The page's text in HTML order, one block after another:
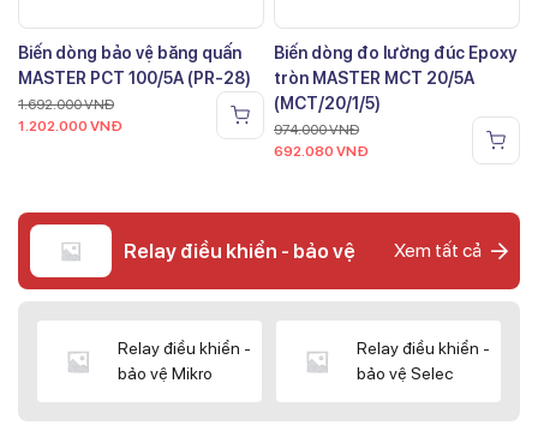
Biến dòng bảo vệ băng quấn
MASTER PCT 100/5A (PR-28)
1.692.000VNĐ
1.202.000 VNĐ
Biến dòng đo lường đúc Epoxy
tròn MASTER MCT 20/5A
(MCT/20/1/5)
974.000VNĐ
692.080 VNĐ
Relay điều khiển - bảo vệ Xem tất cả
Relay điều khiển -
bảo vệ Mikro
Relay điều khiển -
bảo vệ Selec